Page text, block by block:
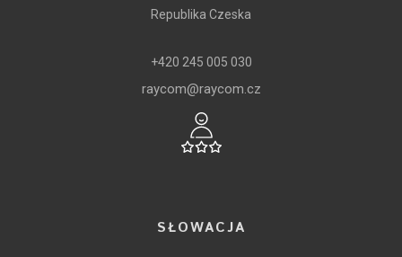
Republika Czeska
+420 245 005 030
raycom@raycom.cz
SŁOWACJA